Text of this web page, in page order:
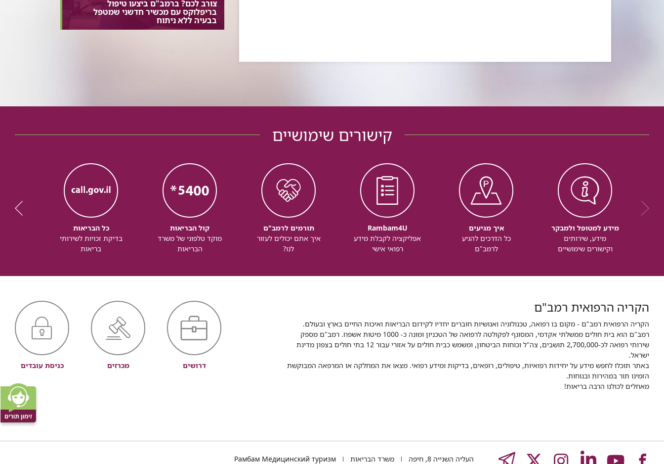
צורב לכם? ברמב"ם ביצעו טיפול
בריפלוקס עם מכשיר חדשני שמטפל
בבעיה ללא ניתוח
קישורים שימושיים
מידע למטופל ולמבקר
מידע, שירותים
וקישורים שימושיים
איך מגיעים
כל הדרכים להגיע
לרמב"ם
Rambam4U
אפליקציה לקבלת מידע
רפואי אישי
תורמים לרמב"ם
איך אתם יכולים לעזור
לנו?
קול הבריאות
מוקד טלפוני של משרד
הבריאות
כל הבריאות
בדיקת זכויות לשירותי
בריאות
הקריה הרפואית רמב"ם
הקריה הרפואית רמב"ם - מקום בו רפואה, טכנולוגיה ואנושיות חוברים יחדיו לקידום הבריאות ואיכות החיים בארץ ובעולם.
רמב"ם הוא בית חולים ממשלתי אקדמי, המסונף לפקולטה לרפואה של הטכניון ומונה כ- 1000 מיטות אשפוז. רמב"ם מספק
שירותי רפואה לכ-2,700,000 תושבים, צה"ל וכוחות הביטחון, ומשמש כבית חולים על אזורי עבור 12 בתי חולים בצפון מדינת
ישראל.
באתר תוכלו לחפש מידע על יחידות רפואיות, טיפולים, רופאים, בדיקות ומידע רפואי. מצאו את המחלקה או המרפאה המבוקשת
הזמינו תור במהירות ובנוחות.
מאחלים לכולנו הרבה בריאות!
דרושים מכרזים כניסת עובדים
העליה השנייה 8, חיפה משרד הבריאות Рамбам Медицинский туризм